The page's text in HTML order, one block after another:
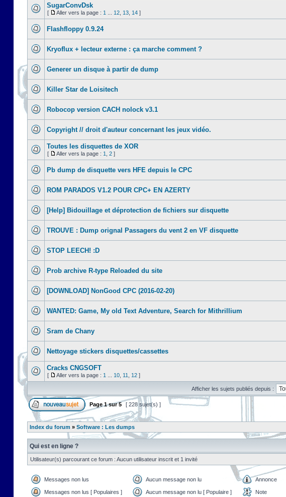
SugarConvDsk
[ Aller vers la page : 1 12 13 14 ]
Flashfloppy 0.9.24
Kryoflux + lecteur externe : ça marche comment ?
Generer un disque à partir de dump
Killer Star de Loisitech
Robocop version CACH nolock v3.1
Copyright // droit d'auteur concernant les jeux vidéo.
Toutes les disquettes de XOR
[ Aller vers la page : 1 2 ]
Pb dump de disquette vers HFE depuis le CPC
ROM PARADOS V1.2 POUR CPC+ EN AZERTY
[Help] Bidouillage et déprotection de fichiers sur disquette
TROUVE : Dump orignal Passagers du vent 2 en VF disquette
STOP LEECH! :D
Prob archive R-type Reloaded du site
[DOWNLOAD] NonGood CPC (2016-02-20)
WANTED: Game, My old Text Adventure, Search for Mithrillium
Sram de Chany
Nettoyage stickers disquettes/cassettes
Cracks CNGSOFT
[ Aller vers la page : 1 10 11 12 ]
Afficher les sujets publiés depuis :
Page1sur5 [ 228 sujet(s) ]
Index du forum » Software : Les dumps
Qui est en ligne ?
Utilisateur(s) parcourant ce forum : Aucun utilisateur inscrit et 1 invité
Messages non lus Aucun message non lu Annonce
Messages non lus [ Populaires ] Aucun message non lu [ Populaire ] Note